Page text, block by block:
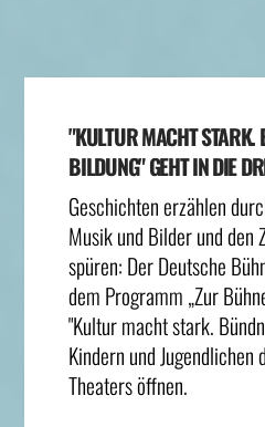
"KULTUR MACHT STARK.
BILDUNG" GEHT IN DIE
Geschichten erzählen
Musik und Bilder und den
spüren: Der Deutsche
dem Programm „Zur
"Kultur macht stark.
Kindern und
Theaters öffnen.